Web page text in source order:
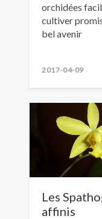
orchidées
cultiver
bel avenir
2017-04-09
Les
affinis